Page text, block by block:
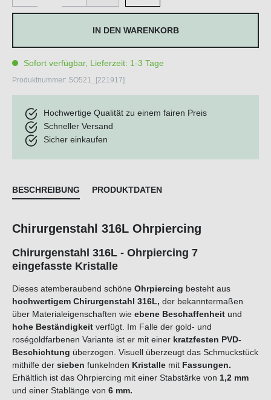
IN DEN WARENKORB
Sofort verfügbar, Lieferzeit: 1-3 Tage
Produktnummer: SO521_[221917]
Hochwertige Qualität zu einem fairen Preis
Schneller Versand
Sicher einkaufen
BESCHREIBUNG PRODUKTDATEN
Chirurgenstahl 316L Ohrpiercing
Chirurgenstahl 316L - Ohrpiercing 7
eingefasste Kristalle
Dieses atemberaubend schöne Ohrpiercing besteht aus
hochwertigem Chirurgenstahl 316L, der bekanntermaßen
über Materialeigenschaften wie ebene Beschaffenheit und
hohe Beständigkeit verfügt. Im Falle der gold- und
roségoldfarbenen Variante ist er mit einer kratzfesten PVD-
Beschichtung überzogen. Visuell überzeugt das Schmuckstück
mithilfe der sieben funkelnden Kristalle mit Fassungen.
Erhältlich ist das Ohrpiercing mit einer Stabstärke von 1,2 mm
und einer Stablänge von 6 mm.